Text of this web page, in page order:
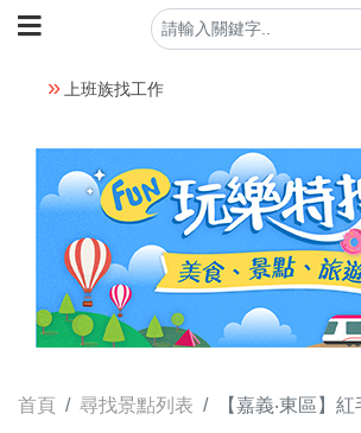
上班族找工作
首頁 尋找景點列表 【嘉義‧東區】